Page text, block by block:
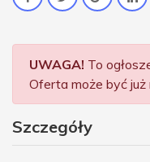
UWAGA! To
Oferta może być już
Szczegóły